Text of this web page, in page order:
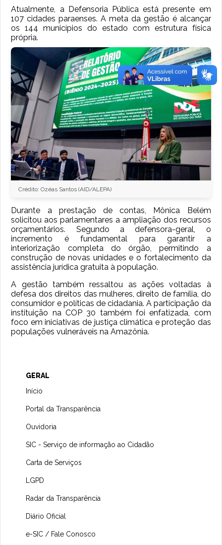
Atualmente, a Defensoria Pública está presente em
107 cidades paraenses. A meta da gestão é alcançar
os 144 municípios do estado com estrutura física
própria.
Crédito: Ozéas Santos (AID/ALEPA)
Durante a prestação de contas, Mônica Belém
solicitou aos parlamentares a ampliação dos recursos
orçamentários. Segundo a defensora-geral, o
incremento é fundamental para garantir a
interiorização completa do órgão, permitindo a
construção de novas unidades e o fortalecimento da
assistência jurídica gratuita à população.
A gestão também ressaltou as ações voltadas à
defesa dos direitos das mulheres, direito de família, do
consumidor e políticas de cidadania. A participação da
instituição na COP 30 também foi enfatizada, com
foco em iniciativas de justiça climática e proteção das
populações vulneráveis na Amazônia.
GERAL
Início
Portal da Transparência
Ouvidoria
SIC - Serviço de informação ao Cidadão
Carta de Serviços
LGPD
Radar da Transparência
Diário Oficial
e-SIC / Fale Conosco